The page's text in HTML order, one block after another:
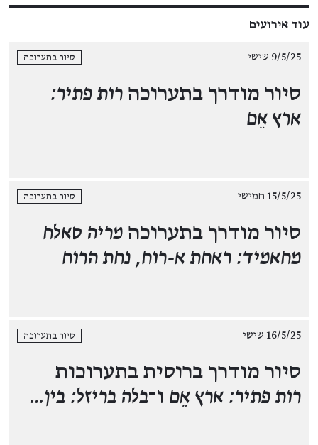
עוד אירועים
9/5/25 שישי סיור בתערוכה
סיור מודרך בתערוכה רות פתיר:
ארץ אֵם
15/5/25 חמישי סיור בתערוכה
סיור מודרך בתערוכה מריה סאלח
מחאמיד: ראחת א-רוח, נחת הרוח
16/5/25 שישי סיור בתערוכה
סיור מודרך ברוסית בתערוכות
רות פתיר: ארץ אֵם ו־בלה בריזל: בין…